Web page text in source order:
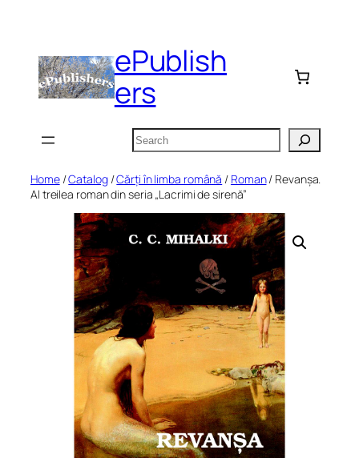
content
ePublish
ers
Search
Home/Catalog/Cărți în limba română / Roman/ Revanșa.
Al treilea roman din seria „Lacrimi de sirenă”